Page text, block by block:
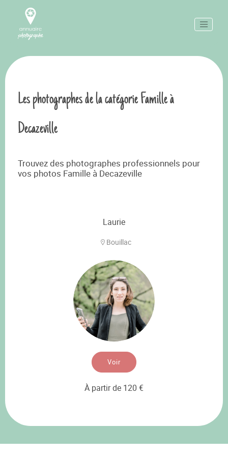
Les photographes de la catégorie Famille à
Decazeville
Trouvez des photographes professionnels pour
vos photos Famille à Decazeville
Laurie
Bouillac
Voir
À partir de 120 €